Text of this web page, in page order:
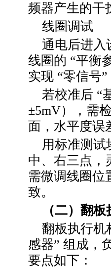
频器产生的干
线圈调试
通电后进入
线圈的 “平衡
实现 “零信号”
若校准后 “
±5mV），需
面，水平度误
用标准测试
中、右三点，
需微调线圈位
致。
（二）翻
翻板执行机
感器” 组成，
要点如下：